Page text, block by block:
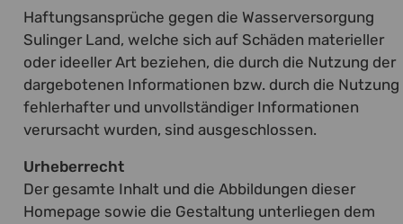
Haftungsansprüche gegen die Wasserversorgung
Sulinger Land, welche sich auf Schäden materieller
oder ideeller Art beziehen, die durch die Nutzung der
dargebotenen Informationen bzw. durch die Nutzung
fehlerhafter und unvollständiger Informationen
verursacht wurden, sind ausgeschlossen.
Urheberrecht
Der gesamte Inhalt und die Abbildungen dieser
Homepage sowie die Gestaltung unterliegen dem